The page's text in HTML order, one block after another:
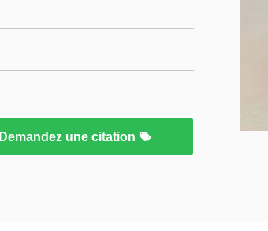
Demandez une citation